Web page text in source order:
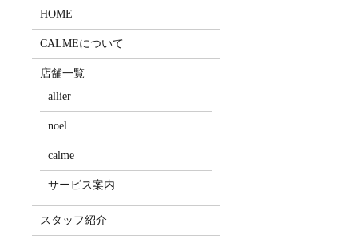
HOME
CALMEについて
店舗一覧
allier
noel
calme
サービス案内
スタッフ紹介